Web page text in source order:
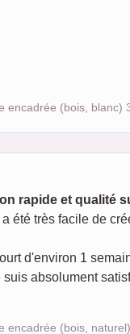
encadrée (bois, blanc)
rapide et qualité
été très facile de
d'environ 1
absolument
encadrée (bois,